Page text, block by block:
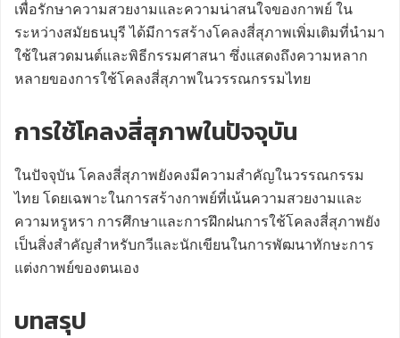
เพื่อรักษาความสวยงามและความน่าสนใจของกาพย์ ใน
ระหว่างสมัยธนบุรี ได้มีการสร้างโคลงสี่สุภาพเพิ่มเติมที่นำมา
ใช้ในสวดมนต์และพิธีกรรมศาสนา ซึ่งแสดงถึงความหลาก
หลายของการใช้โคลงสี่สุภาพในวรรณกรรมไทย
การใช้โคลงสี่สุภาพในปัจจุบัน
ในปัจจุบัน โคลงสี่สุภาพยังคงมีความสำคัญในวรรณกรรม
ไทย โดยเฉพาะในการสร้างกาพย์ที่เน้นความสวยงามและ
ความหรูหรา การศึกษาและการฝึกฝนการใช้โคลงสี่สุภาพยัง
เป็นสิ่งสำคัญสำหรับกวีและนักเขียนในการพัฒนาทักษะการ
แต่งกาพย์ของตนเอง
บทสรุป